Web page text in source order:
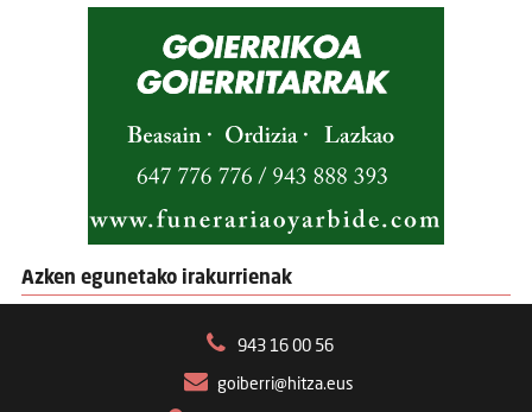
Azken egunetako irakurrienak
943 16 00 56
goiberri@hitza.eus